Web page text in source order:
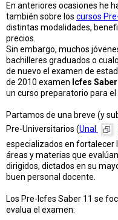
En anteriores ocasiones he
también sobre los cursos
distintas modalidades,
precios.
Sin embargo, muchos
bachilleres graduados o
de nuevo el examen de
de 2010 examen Icfes Saber
un curso preparatorio para el
Partamos de una breve (y
Pre-Universitarios (Unal
especializados en fortalecer
áreas y materias que
dirigidos, dictados en su
buen personal docente.
Los Pre-Icfes Saber 11 se
evalua el examen: